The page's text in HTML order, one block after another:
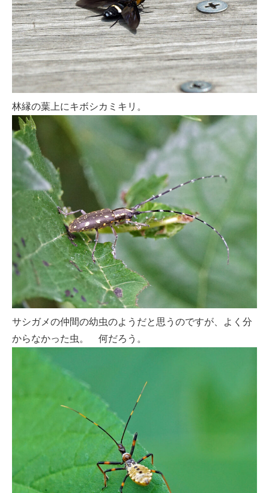
林縁の葉上にキボシカミキリ。
サシガメの仲間の幼虫のようだと思うのですが、よく分
からなかった虫。 何だろう。